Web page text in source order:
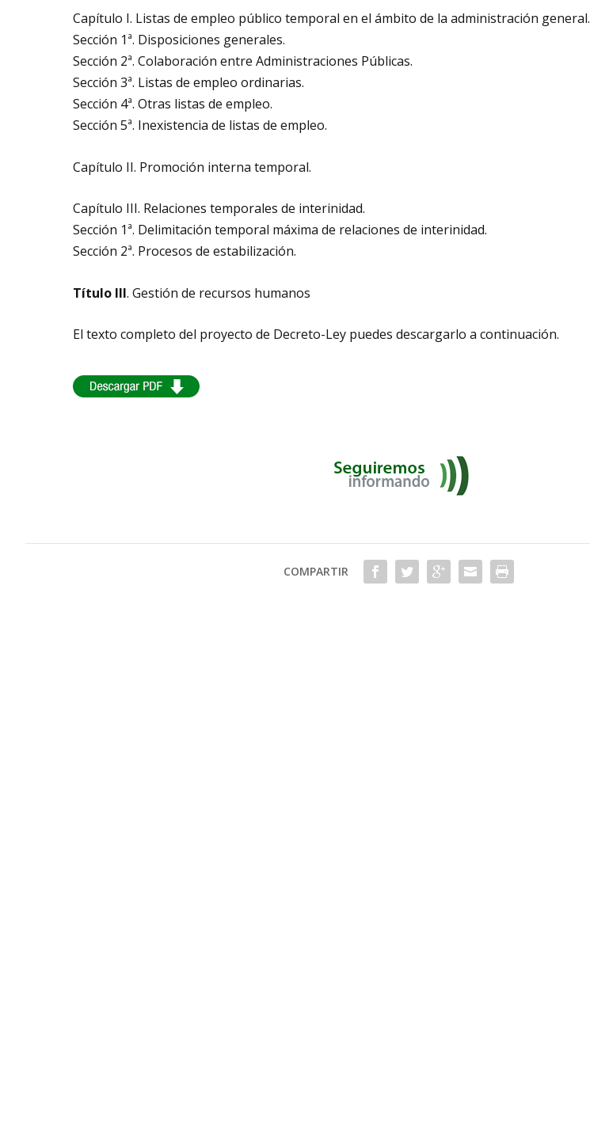
Capítulo I. Listas de empleo público temporal en el ámbito de la administración general.
Sección 1ª. Disposiciones generales.
Sección 2ª. Colaboración entre Administraciones Públicas.
Sección 3ª. Listas de empleo ordinarias.
Sección 4ª. Otras listas de empleo.
Sección 5ª. Inexistencia de listas de empleo.
Capítulo II. Promoción interna temporal.
Capítulo III. Relaciones temporales de interinidad.
Sección 1ª. Delimitación temporal máxima de relaciones de interinidad.
Sección 2ª. Procesos de estabilización.
Título III. Gestión de recursos humanos
El texto completo del proyecto de Decreto-Ley puedes descargarlo a continuación.
COMPARTIR